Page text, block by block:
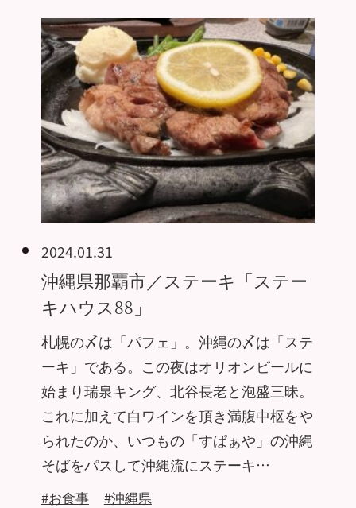
2024.01.31
沖縄県那覇市／ステーキ「ステー
キハウス88」
札幌の〆は「パフェ」。沖縄の〆は「ステ
ーキ」である。この夜はオリオンビールに
始まり瑞泉キング、北谷長老と泡盛三昧。
これに加えて白ワインを頂き満腹中枢をや
られたのか、いつもの「すぱぁや」の沖縄
そばをパスして沖縄流にステーキ…
#お食事 #沖縄県